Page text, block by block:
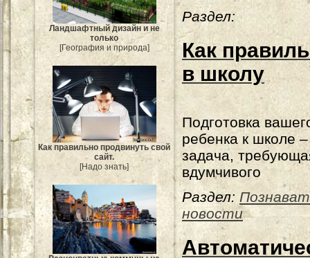
Ландшафтный дизайн и не
только
[География и природа]
Как правильно продвинуть свой
сайт.
[Надо знать]
Раздел:
Как
в школу
Подготовка
ребенка к школе
задача,
вдумчивого
Раздел:
новости